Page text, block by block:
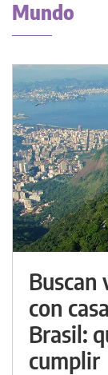
Mundo
con
Brasil:
cumplir